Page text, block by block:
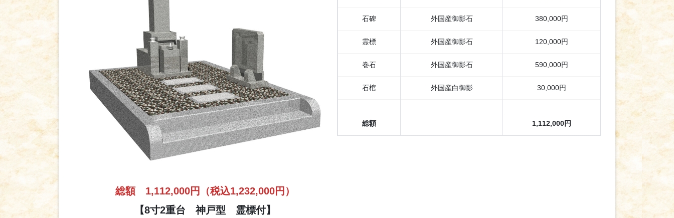
総額 1,112,000円（税込1,232,000円）
【8寸2重台 神戸型 霊標付】
石碑 外国産御影石 380,000円
霊標 外国産御影石 120,000円
巻石 外国産御影石 590,000円
石棺 外国産白御影 30,000円
総額 1,112,000円